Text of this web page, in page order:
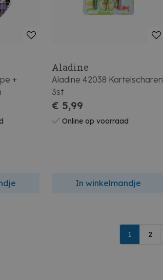
+
Aladine
Aladine 42038 Kartelscharen
3st
€ 5,99
Online op voorraad
In winkelmandje
1 2